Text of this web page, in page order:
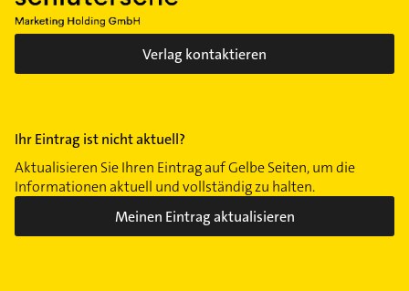
Verlag kontaktieren
Ihr Eintrag ist nicht aktuell?
Aktualisieren Sie Ihren Eintrag auf Gelbe Seiten, um die
Informationen aktuell und vollständig zu halten.
Meinen Eintrag aktualisieren